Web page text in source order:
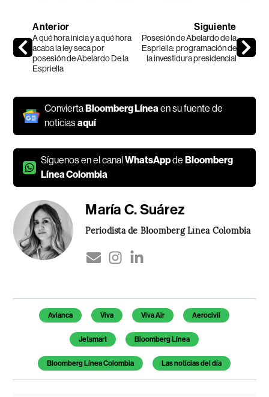
Anterior
A qué hora inicia y a qué hora
acaba la ley seca por
posesión de Abelardo De la
Espriella
Siguiente
Posesión de Abelardo de la
Espriella: programación de
la investidura presidencial
Convierta Bloomberg Líneaen su fuente de
noticiasaquí
Síguenos en el canalWhatsAppde Bloomberg
Línea Colombia
María C. Suárez
Periodista de Bloomberg Línea Colombia
Temas de este artículo
Avianca Viva Viva Air Aerocivil
Jetsmart Bloomberg Línea
Bloomberg Línea Colombia Las noticias del día